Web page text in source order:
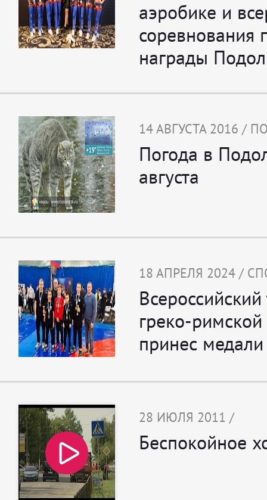
аэробике и
соревнования
награды
14 АВГУСТА 2016 /
Погода в
августа
18 АПРЕЛЯ 2024 /
греко-
принес
28 ИЮЛЯ 2011 /
Беспокойное